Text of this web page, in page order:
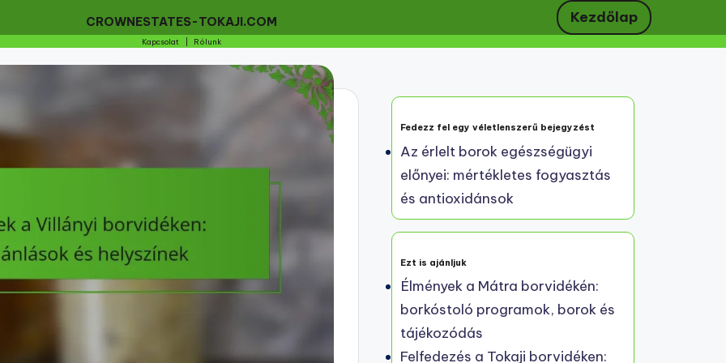
CROWNESTATES-TOKAJI.COM Kezdőlap
Kapcsolat Rólunk
Fedezz fel egy véletlenszerű bejegyzést
Az érlelt borok egészségügyi
előnyei: mértékletes fogyasztás
és antioxidánsok
Ezt is ajánljuk
Élmények a Mátra borvidékén:
borkóstoló programok, borok és
tájékozódás
Felfedezés a Tokaji borvidéken: